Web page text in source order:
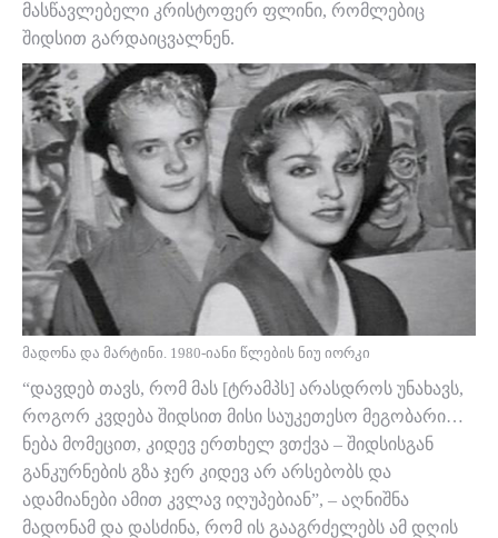
მასწავლებელი კრისტოფერ ფლინი, რომლებიც
შიდსით გარდაიცვალნენ.
მადონა და მარტინი. 1980-იანი წლების ნიუ იორკი
“დავდებ თავს, რომ მას [ტრამპს] არასდროს უნახავს,
როგორ კვდება შიდსით მისი საუკეთესო მეგობარი…
ნება მომეცით, კიდევ ერთხელ ვთქვა – შიდსისგან
განკურნების გზა ჯერ კიდევ არ არსებობს და
ადამიანები ამით კვლავ იღუპებიან”, – აღნიშნა
მადონამ და დასძინა, რომ ის გააგრძელებს ამ დღის